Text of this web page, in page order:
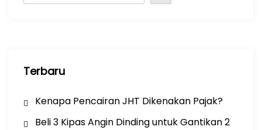
Terbaru
Kenapa Pencairan JHT Dikenakan Pajak?
Beli 3 Kipas Angin Dinding untuk Gantikan 2